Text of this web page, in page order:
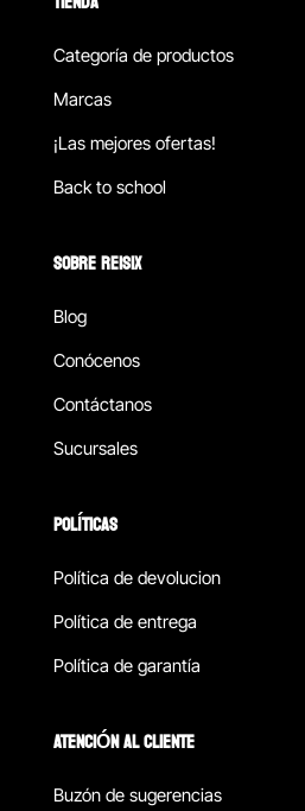
Categoría de productos
Marcas
¡Las mejores ofertas!
Back to school
SOBRE REISIX
Blog
Conócenos
Contáctanos
Sucursales
POLÍTICAS
Política de devolucion
Política de entrega
Política de garantía
ATENCIÓN AL CLIENTE
Buzón de sugerencias